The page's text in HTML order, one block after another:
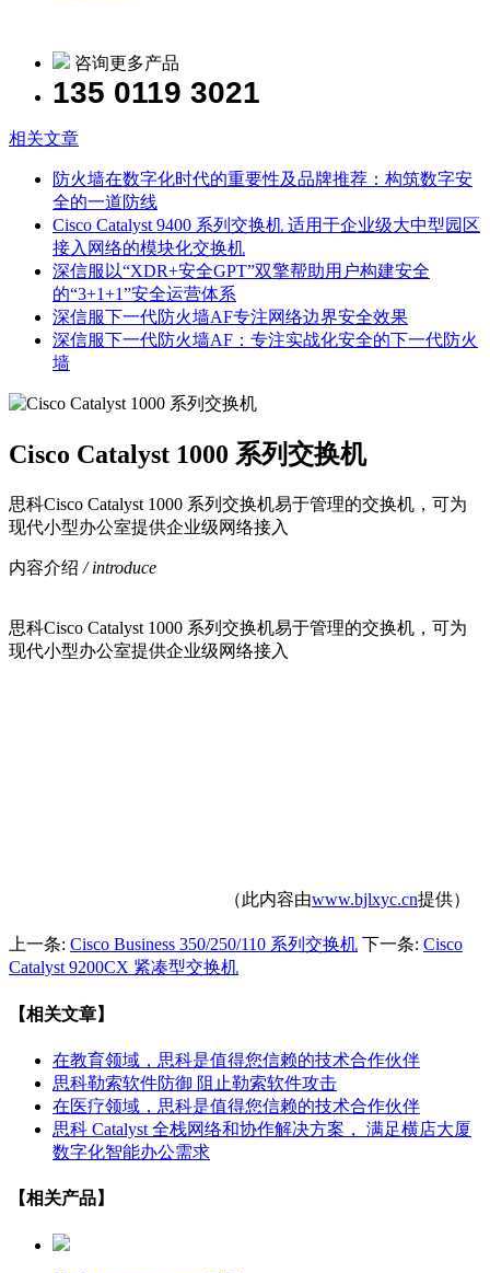
咨询更多产品
135 0119 3021
相关文章
防火墙在数字化时代的重要性及品牌推荐：构筑数字安
全的一道防线
Cisco Catalyst 9400 系列交换机 适用于企业级大中型园区
接入网络的模块化交换机
深信服以“XDR+安全GPT”双擎帮助用户构建安全
的“3+1+1”安全运营体系
深信服下一代防火墙AF专注网络边界安全效果
深信服下一代防火墙AF：专注实战化安全的下一代防火
墙
Cisco Catalyst 1000 系列交换机
思科Cisco Catalyst 1000 系列交换机易于管理的交换机，可为
现代小型办公室提供企业级网络接入
内容介绍 / introduce
思科Cisco Catalyst 1000 系列交换机易于管理的交换机，可为
现代小型办公室提供企业级网络接入
（此内容由www.bjlxyc.cn提供）
上一条: Cisco Business 350/250/110 系列交换机 下一条: Cisco
Catalyst 9200CX 紧凑型交换机
【相关文章】
在教育领域，思科是值得您信赖的技术合作伙伴
思科勒索软件防御 阻止勒索软件攻击
在医疗领域，思科是值得您信赖的技术合作伙伴
思科 Catalyst 全栈网络和协作解决方案， 满足横店大厦
数字化智能办公需求
【相关产品】